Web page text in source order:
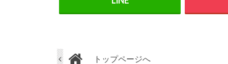
トップページへ